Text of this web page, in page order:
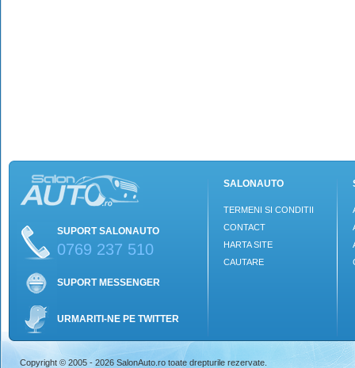
SUPORT SALONAUTO
0769 237 510
SUPORT MESSENGER
URMARITI-NE PE TWITTER
SALONAUTO
TERMENI SI CONDITII
CONTACT
HARTA SITE
CAUTARE
Copyright © 2005 - 2026 SalonAuto.ro toate drepturile rezervate.